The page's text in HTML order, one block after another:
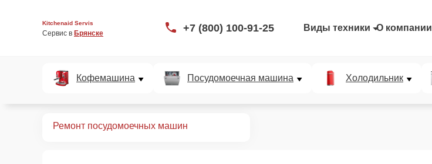
Kitchenaid Servis
Сервис в Брянске +7 (800) 100-91-25 Виды техники О компании
Кофемашина Посудомоечная машина Холодильник
Ремонт посудомоечных машин